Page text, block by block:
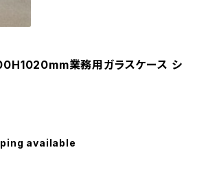
業務用ガラスケース シ
available